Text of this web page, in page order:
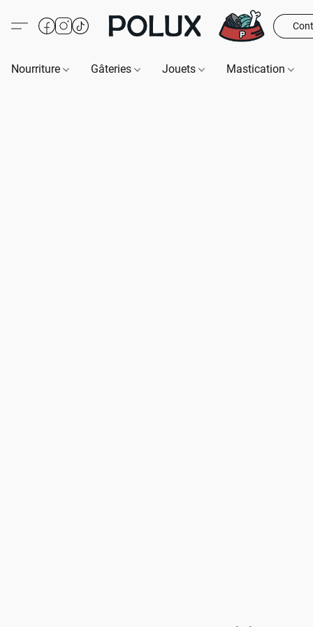
Nourriture Gâteries Jouets Mastication